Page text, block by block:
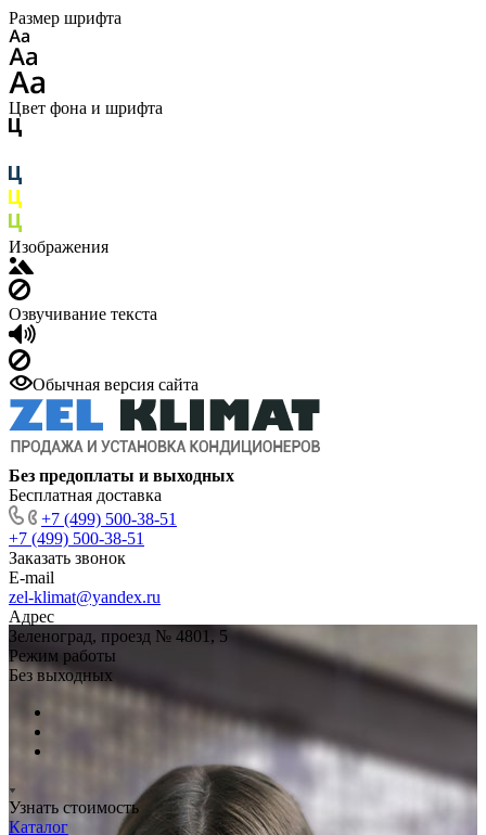
Размер шрифта
Цвет фона и шрифта
Изображения
Озвучивание текста
Обычная версия сайта
Без предоплаты и выходных
Бесплатная доставка
+7 (499) 500-38-51
+7 (499) 500-38-51
Заказать звонок
E-mail
zel-klimat@yandex.ru
Адрес
Зеленоград, проезд № 4801, 5
Режим работы
Без выходных
Узнать стоимость
Каталог